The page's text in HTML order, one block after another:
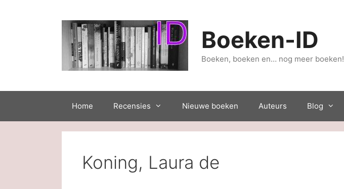
Boeken-ID
Boeken, boeken en… nog meer boeken!
Home Recensies Nieuwe boeken Auteurs Blog
Koning, Laura de